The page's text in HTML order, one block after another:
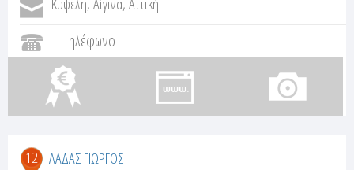
Κυψέλη, Αίγινα, Αττική
Τηλέφωνο
12 ΛΑΔΑΣ ΓΙΩΡΓΟΣ